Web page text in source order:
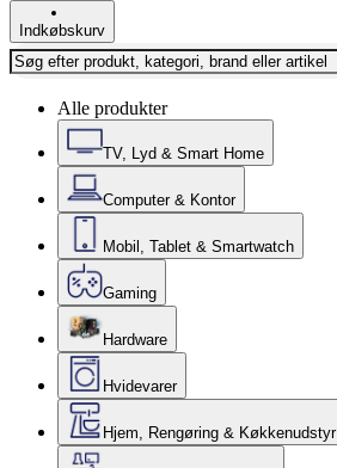
Indkøbskurv
Alle produkter
TV, Lyd & Smart Home
Computer & Kontor
Mobil, Tablet & Smartwatch
Gaming
Hardware
Hvidevarer
Hjem, Rengøring & Køkkenudstyr